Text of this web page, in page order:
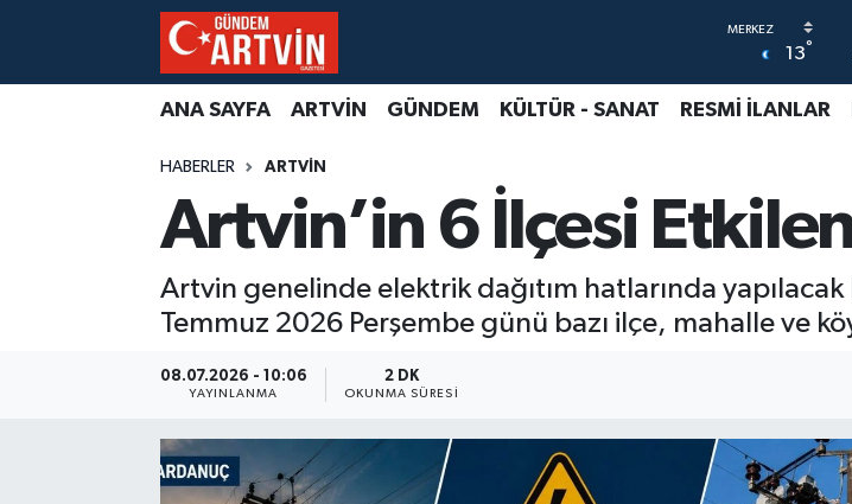
13°
ANA SAYFA ARTVİN GÜNDEM KÜLTÜR - SANAT RESMİ İLANLAR
HABERLER ARTVİN
Artvin’in 6 İlçesi
Artvin genelinde elektrik dağıtım hatlarında yapılacak
Temmuz 2026 Perşembe günü bazı ilçe, mahalle ve
08.07.2026 - 10:06
YAYINLANMA
2 DK
OKUNMA SÜRESI